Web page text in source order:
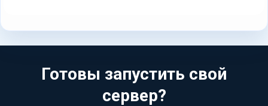
Готовы запустить свой
сервер?